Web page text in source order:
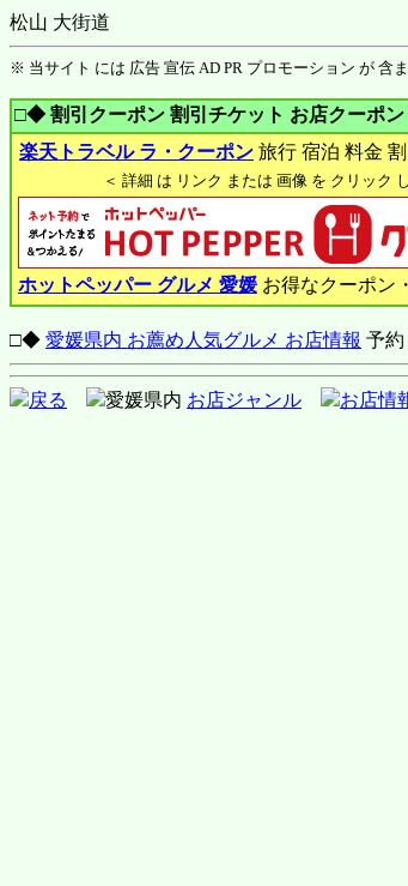
松山 大街道
※ 当サイト には 広告 宣伝 AD PR プロモーション が 含ま
□◆ 割引クーポン 割引チケット お店クーポ
楽天トラベル ラ・クーポン 旅行 宿泊 料金 割
＜ 詳細 は リンク または 画像 を クリック
ホットペッパー グルメ 愛媛 お得なクーポン
□◆ 愛媛県内 お薦め人気グルメ お店情報 予約
戻る 愛媛県内 お店ジャンル お店情